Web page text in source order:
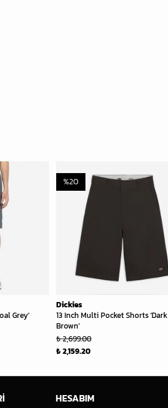
Grey'
Dickies
13 Inch Multi Pocket Shorts 'Dark
Brown'
%20
₺ 2,699.00
₺ 2,159.20
HESABIM